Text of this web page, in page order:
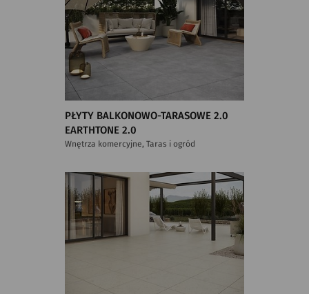
PŁYTY BALKONOWO-TARASOWE 2.0
EARTHTONE 2.0
Wnętrza komercyjne, Taras i ogród